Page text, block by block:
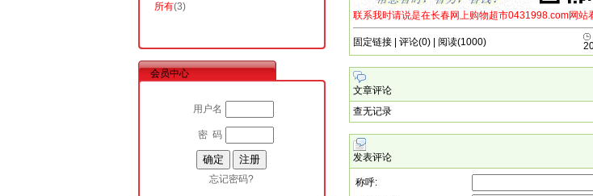
所有(3)
会员中心
用户名
密 码
忘记密码?
联系我时请说是在长春网上购物超市0431998.com网站
固定链接 | 评论(0) | 阅读(1000)
文章评论
查无记录
发表评论
称呼: